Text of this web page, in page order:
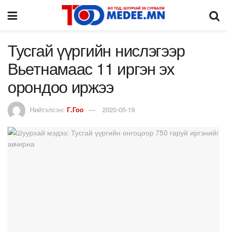
Тусгай үүргийн нислэгээр
Вьетнамаас 11 иргэн эх
орондоо иржээ
Нийтэлсэн: Г.Гоо 2020-05-19